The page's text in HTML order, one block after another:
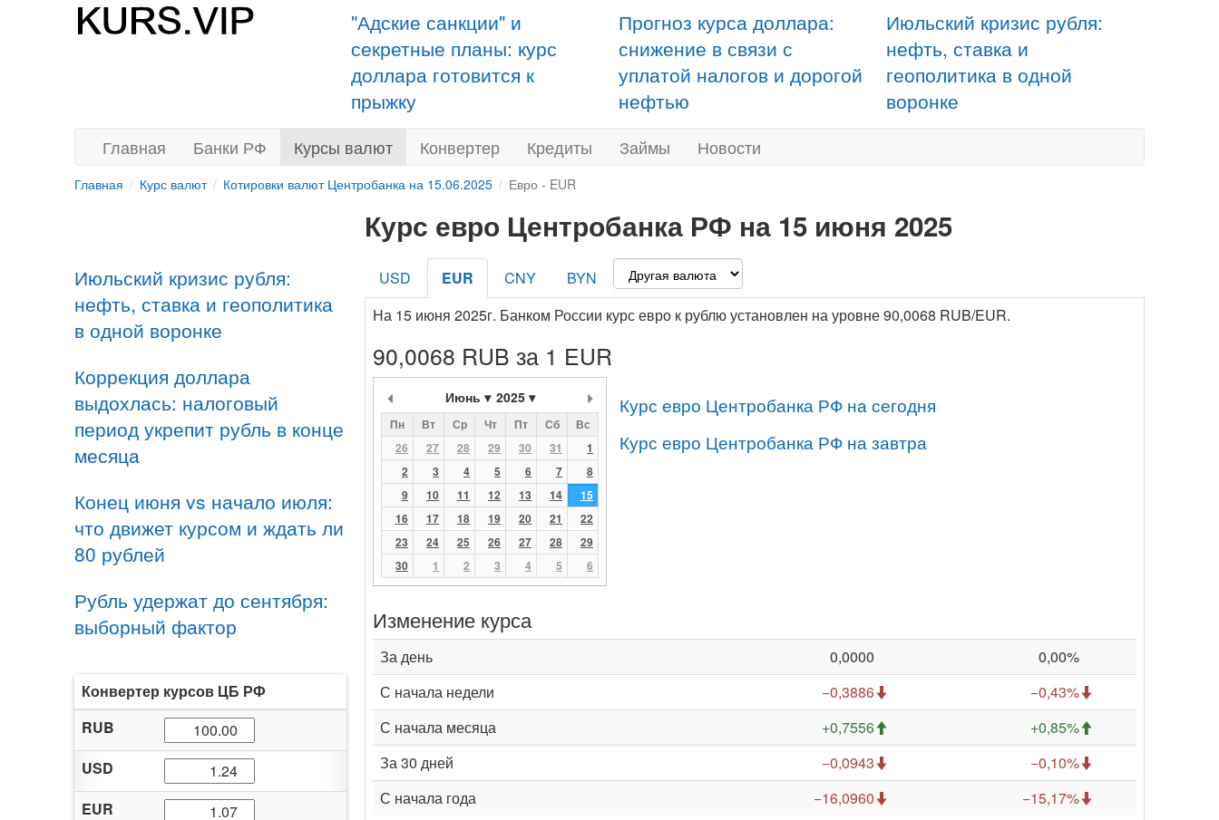
"Адские санкции" и
секретные планы: курс
доллара готовится к
прыжку
Прогноз курса доллара:
снижение в связи с
уплатой налогов и дорогой
нефтью
Июльский кризис рубля:
нефть, ставка и
геополитика в одной
воронке
Главная Банки РФ Курсы валют Конвертер Кредиты Займы Новости
Главная Курс валют Котировки валют Центробанка на 15.06.2025 Евро - EUR
Июльский кризис рубля:
нефть, ставка и геополитика
в одной воронке
Коррекция доллара
выдохлась: налоговый
период укрепит рубль в конце
месяца
Конец июня vs начало июля:
что движет курсом и ждать ли
80 рублей
Рубль удержат до сентября:
выборный фактор
Конвертер курсов ЦБ РФ
RUB
USD
EUR
Курс евро Центробанка РФ на 15 июня 2025
USD EUR CNY
BYN
На 15 июня 2025г. Банком России курс евро к рублю установлен на уровне 90,0068 RUB/EUR.
90,0068 RUB за 1 EUR
Июнь 2025
Пн Вт Ср Чт Пт Сб
Вс
26
27 28 29 30 31
1
2
3 4 5 6 7
8
9
10 11 12 13 14
15
16
17 18 19 20 21
22
23
24 25 26 27 28
29
30
1 2 3 4 5 6
Курс евро Центробанка РФ на сегодня
Курс евро Центробанка РФ на завтра
Изменение курса
За день 0,0000
0,00%
С начала недели
−0,3886
−0,43%
С начала месяца
+0,7556
+0,85%
За 30 дней
−0,0943
−0,10%
С начала года
−16,0960 −15,17%